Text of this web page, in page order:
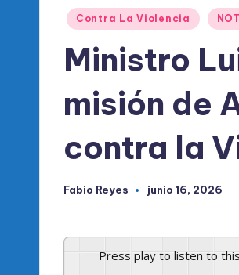
M
Publicado
Contra La Violencia
Ministro
misión de
contra la
Publicado
Fabio Reyes junio 16, 2026
Press play to listen to